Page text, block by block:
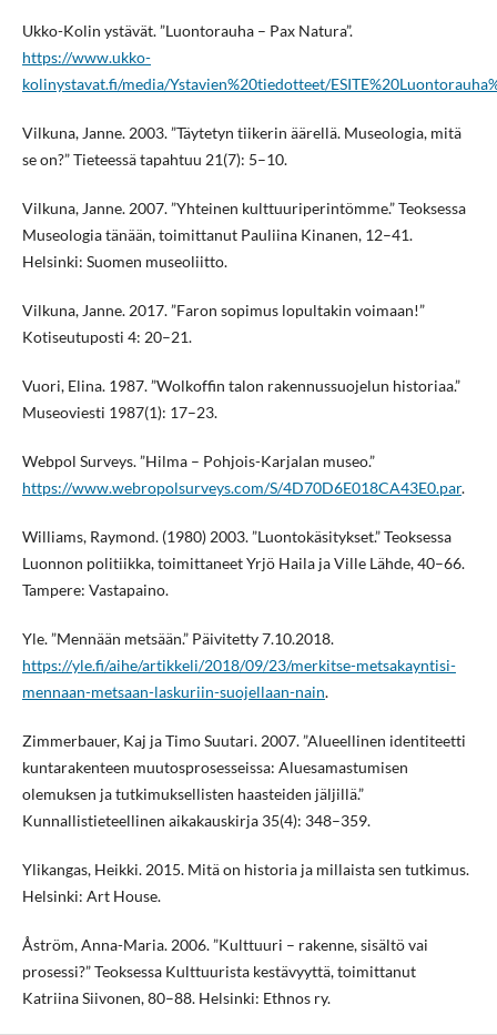
Ukko-Kolin ystävät. ”Luontorauha – Pax Natura”.
https://www.ukko-
kolinystavat.fi/media/Ystavien%20tiedotteet/
Vilkuna, Janne. 2003. ”Täytetyn tiikerin äärellä. Museologia, mitä
se on?” Tieteessä tapahtuu 21(7): 5–10.
Vilkuna, Janne. 2007. ”Yhteinen kulttuuriperintömme.” Teoksessa
Museologia tänään, toimittanut Pauliina Kinanen, 12–41.
Helsinki: Suomen museoliitto.
Vilkuna, Janne. 2017. ”Faron sopimus lopultakin voimaan!”
Kotiseutuposti 4: 20–21.
Vuori, Elina. 1987. ”Wolkoffin talon rakennussuojelun historiaa.”
Museoviesti 1987(1): 17–23.
Webpol Surveys. ”Hilma – Pohjois-Karjalan museo.”
https://www.webropolsurveys.com/S/4D70D6E018CA43E0.par.
Williams, Raymond. (1980) 2003. ”Luontokäsitykset.” Teoksessa
Luonnon politiikka, toimittaneet Yrjö Haila ja Ville Lähde, 40–66.
Tampere: Vastapaino.
Yle. ”Mennään metsään.” Päivitetty 7.10.2018.
https://yle.fi/aihe/artikkeli/2018/09/23/merkitse-metsakayntisi-
mennaan-metsaan-laskuriin-suojellaan-nain.
Zimmerbauer, Kaj ja Timo Suutari. 2007. ”Alueellinen identiteetti
kuntarakenteen muutosprosesseissa: Aluesamastumisen
olemuksen ja tutkimuksellisten haasteiden jäljillä.”
Kunnallistieteellinen aikakauskirja 35(4): 348–359.
Ylikangas, Heikki. 2015. Mitä on historia ja millaista sen tutkimus.
Helsinki: Art House.
Åström, Anna-Maria. 2006. ”Kulttuuri – rakenne, sisältö vai
prosessi?” Teoksessa Kulttuurista kestävyyttä, toimittanut
Katriina Siivonen, 80–88. Helsinki: Ethnos ry.